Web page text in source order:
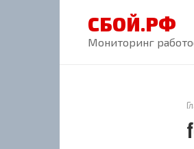
СБОЙ.РФ
Мониторинг